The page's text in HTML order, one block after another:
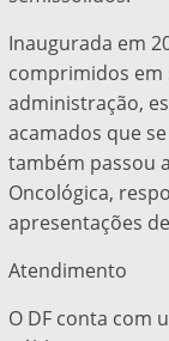
Inaugurada em
comprimidos em
administração,
acamados que
também passou
Oncológica,
apresentações
Atendimento
O DF conta com